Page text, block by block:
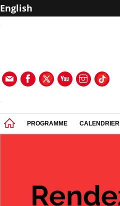
English
PROGRAMME CALENDRIER